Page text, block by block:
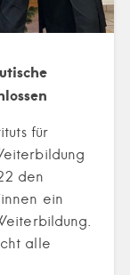
für
den
ein
alle